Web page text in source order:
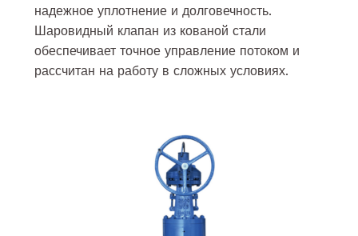
надежное уплотнение и долговечность.
Шаровидный клапан из кованой стали
обеспечивает точное управление потоком и
рассчитан на работу в сложных условиях.